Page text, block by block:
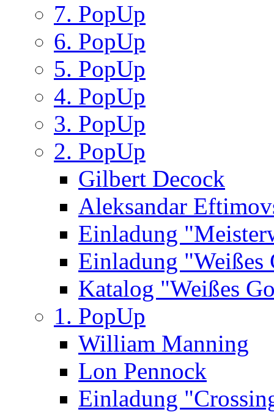
7. PopUp
6. PopUp
5. PopUp
4. PopUp
3. PopUp
2. PopUp
Gilbert Decock
Aleksandar
Einladung
Einladung "Weißes
Katalog "Weißes
1. PopUp
William Manning
Lon Pennock
Einladung